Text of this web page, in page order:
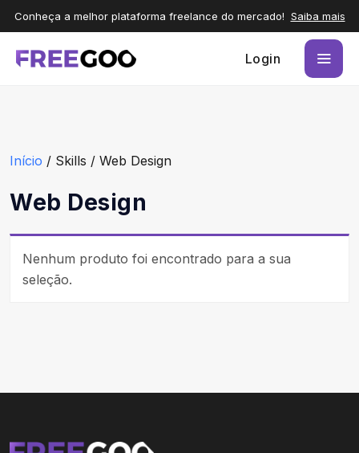
Conheça a melhor plataforma freelance do mercado! Saiba mais
Login
Início / Skills / Web Design
Web Design
Nenhum produto foi encontrado para a sua
seleção.